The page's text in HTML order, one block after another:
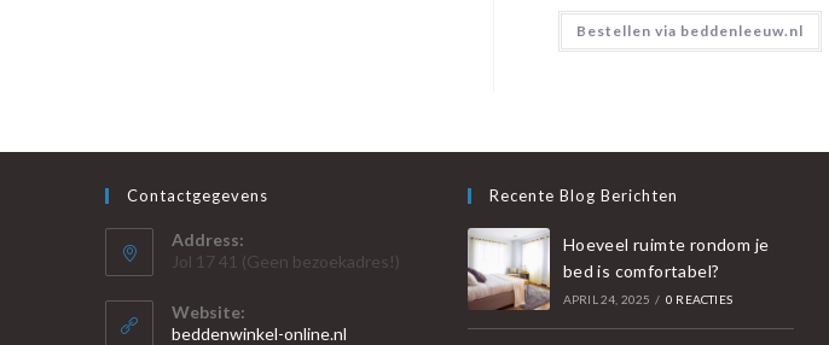
Bestellen via beddenleeuw.nl
Contactgegevens
Address:
Jol 17 41 (Geen bezoekadres!)
Website:
beddenwinkel-online.nl
Recente Blog Berichten
Hoeveel ruimte rondom je
bed is comfortabel?
APRIL 24, 2025 / 0 REACTIES